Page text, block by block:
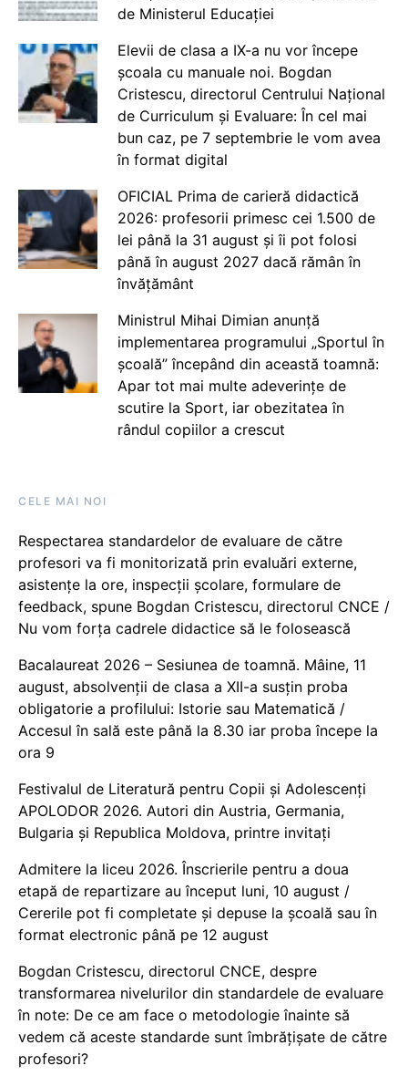
de Ministerul Educației
Elevii de clasa a IX-a nu vor începe
școala cu manuale noi. Bogdan
Cristescu, directorul Centrului Național
de Curriculum și Evaluare: În cel mai
bun caz, pe 7 septembrie le vom avea
în format digital
OFICIAL Prima de carieră didactică
2026: profesorii primesc cei 1.500 de
lei până la 31 august și îi pot folosi
până în august 2027 dacă rămân în
învățământ
Ministrul Mihai Dimian anunță
implementarea programului „Sportul în
școală” începând din această toamnă:
Apar tot mai multe adeverințe de
scutire la Sport, iar obezitatea în
rândul copiilor a crescut
CELE MAI NOI
Respectarea standardelor de evaluare de către
profesori va fi monitorizată prin evaluări externe,
asistențe la ore, inspecții școlare, formulare de
feedback, spune Bogdan Cristescu, directorul CNCE /
Nu vom forța cadrele didactice să le folosească
Bacalaureat 2026 – Sesiunea de toamnă. Mâine, 11
august, absolvenții de clasa a XII-a susțin proba
obligatorie a profilului: Istorie sau Matematică /
Accesul în sală este până la 8.30 iar proba începe la
ora 9
Festivalul de Literatură pentru Copii și Adolescenți
APOLODOR 2026. Autori din Austria, Germania,
Bulgaria și Republica Moldova, printre invitați
Admitere la liceu 2026. Înscrierile pentru a doua
etapă de repartizare au început luni, 10 august /
Cererile pot fi completate și depuse la școală sau în
format electronic până pe 12 august
Bogdan Cristescu, directorul CNCE, despre
transformarea nivelurilor din standardele de evaluare
în note: De ce am face o metodologie înainte să
vedem că aceste standarde sunt îmbrățișate de către
profesori?